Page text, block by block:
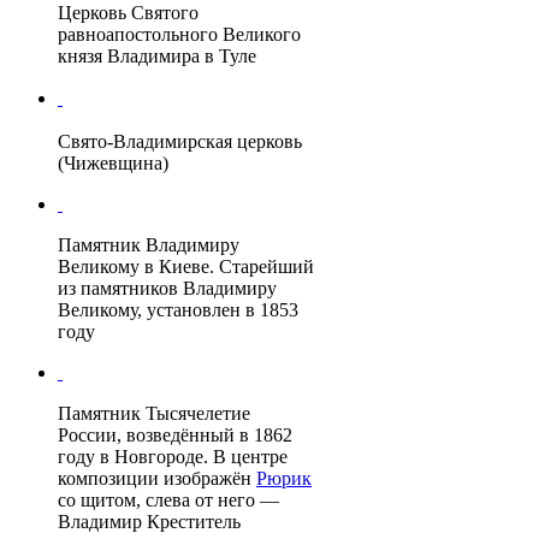
Церковь Святого
равноапостольного Великого
князя Владимира в Туле
Свято-Владимирская церковь
(Чижевщина)
Памятник Владимиру
Великому в Киеве. Старейший
из памятников Владимиру
Великому, установлен в 1853
году
Памятник Тысячелетие
России, возведённый в 1862
году в Новгороде. В центре
композиции изображён Рюрик
со щитом, слева от него —
Владимир Креститель